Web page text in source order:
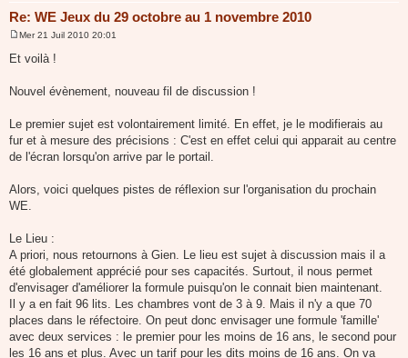
Re: WE Jeux du 29 octobre au 1 novembre 2010
e
s
g
Mer 21 Juil 2010 20:01
Et voilà !
Nouvel évènement, nouveau fil de discussion !
Le premier sujet est volontairement limité. En effet, je le modifierais au
fur et à mesure des précisions : C'est en effet celui qui apparait au centre
de l'écran lorsqu'on arrive par le portail.
Alors, voici quelques pistes de réflexion sur l'organisation du prochain
WE.
Le Lieu :
A priori, nous retournons à Gien. Le lieu est sujet à discussion mais il a
été globalement apprécié pour ses capacités. Surtout, il nous permet
d'envisager d'améliorer la formule puisqu'on le connait bien maintenant.
Il y a en fait 96 lits. Les chambres vont de 3 à 9. Mais il n'y a que 70
places dans le réfectoire. On peut donc envisager une formule 'famille'
avec deux services : le premier pour les moins de 16 ans, le second pour
les 16 ans et plus. Avec un tarif pour les dits moins de 16 ans. On va